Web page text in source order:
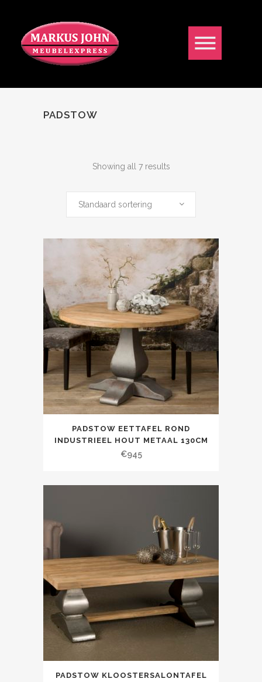
PADSTOW
Showing all 7 results
Standaard sortering
PADSTOW EETTAFEL ROND
INDUSTRIEEL HOUT METAAL 130CM
€945
PADSTOW KLOOSTERSALONTAFEL